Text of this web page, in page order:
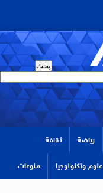
رياضة ثقافة
علوم وتكنولوجيا منوعات